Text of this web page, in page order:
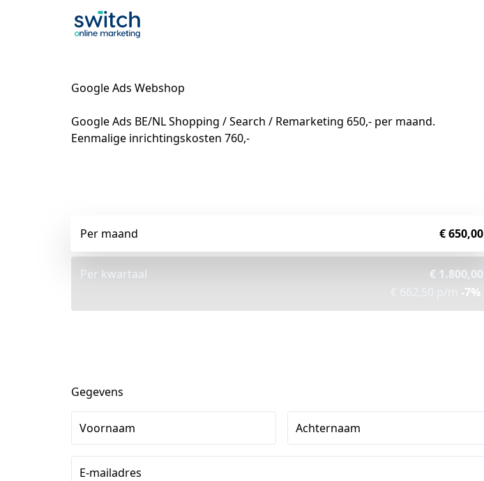
Google Ads Webshop
Google Ads BE/NL Shopping / Search / Remarketing 650,- per maand.
Eenmalige inrichtingskosten 760,-
Per maand € 650,00
Per kwartaal
€ 1.800,00
€ 662,50 p/m -7%
Gegevens
Voornaam Achternaam
E-mailadres